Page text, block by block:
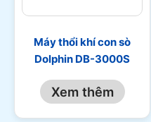
Máy thổi khí con sò
Dolphin DB-3000S
Xem thêm